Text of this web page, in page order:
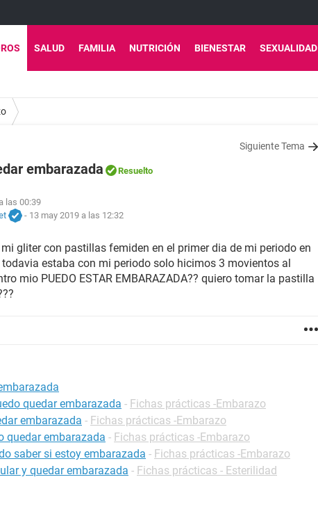
SALUD FAMILIA NUTRICIÓN BIENESTAR SEXUALIDAD
Siguiente Tema
embarazada Resuelto
las 00:39
- 13 may 2019 a las 12:32
gliter con pastillas femiden en el primer dia de mi periodo en
estaba con mi periodo solo hicimos 3 movientos al
mio PUEDO ESTAR EMBARAZADA?? quiero tomar la pastilla
quedar embarazada - Fichas prácticas -Embarazo
embarazada - Fichas prácticas -Embarazo
quedar embarazada - Fichas prácticas -Embarazo
saber si estoy embarazada - Fichas prácticas -Embarazo
y quedar embarazada - Fichas prácticas - Esterilidad